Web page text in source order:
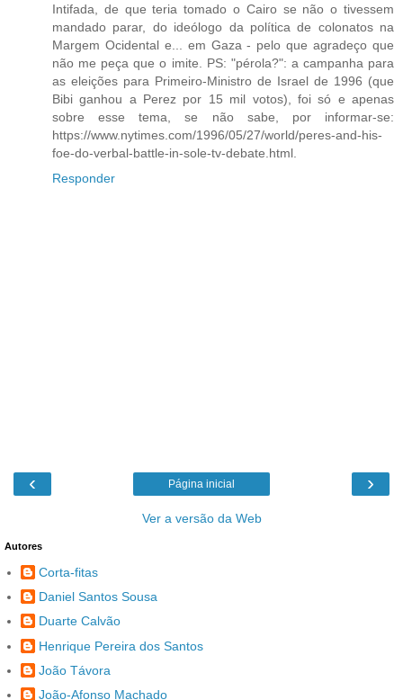
Intifada, de que teria tomado o Cairo se não o tivessem
mandado parar, do ideólogo da política de colonatos na
Margem Ocidental e... em Gaza - pelo que agradeço que
não me peça que o imite. PS: "pérola?": a campanha para
as eleições para Primeiro-Ministro de Israel de 1996 (que
Bibi ganhou a Perez por 15 mil votos), foi só e apenas
sobre esse tema, se não sabe, por informar-se:
https://www.nytimes.com/1996/05/27/world/peres-and-his-
foe-do-verbal-battle-in-sole-tv-debate.html.
Responder
‹ ›
Página inicial
Ver a versão da Web
Autores
Corta-fitas
Daniel Santos Sousa
Duarte Calvão
Henrique Pereira dos Santos
João Távora
João-Afonso Machado